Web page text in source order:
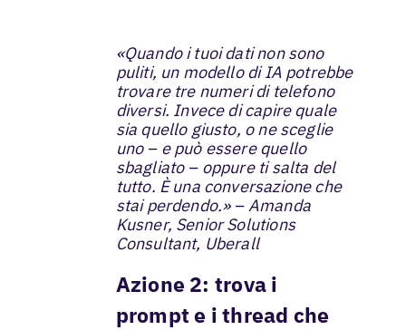
«Quando i tuoi dati non sono
puliti, un modello di IA potrebbe
trovare tre numeri di telefono
diversi. Invece di capire quale
sia quello giusto, o ne sceglie
uno – e può essere quello
sbagliato – oppure ti salta del
tutto. È una conversazione che
stai perdendo.» – Amanda
Kusner, Senior Solutions
Consultant, Uberall
Azione 2: trova i
prompt e i thread che